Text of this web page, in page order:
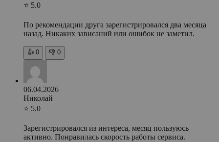
⭐ 5.0
По рекомендации друга зарегистрировался два месяца
назад. Никаких зависаний или ошибок не заметил.
👍 0 👎 0
06.04.2026
Николай
⭐ 5.0
Зарегистрировался из интереса, месяц пользуюсь
активно. Понравилась скорость работы сервиса.